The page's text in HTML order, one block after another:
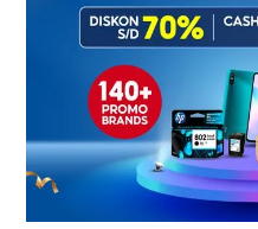
4. Asal-usul dan
5. Lokasi Geografis
6. Musim dan
7. Metode Perbanyakan
Jenis Durian Terlaris dan
1. Durian Musang King